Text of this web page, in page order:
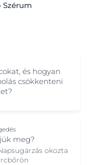
Szérum
és hogyan
csökkenteni
meg?
okozta